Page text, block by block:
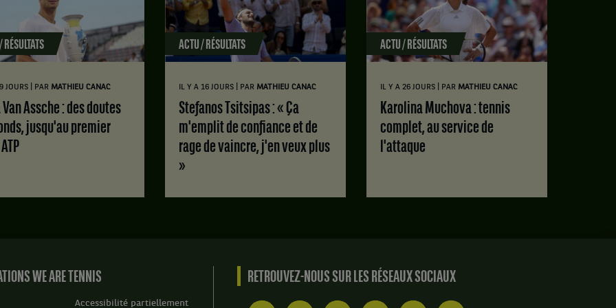
Argentine
,
gagne
le
match
Antonia
Vergara,
Chili
.
Score
JOURS PAR MATHIEU CANAC
jusqu'au premier
ACTU / RÉSULTATS
IL Y A 16 JOURS PAR MATHIEU CANAC
Stefanos Tsitsipas : « Ça
m'emplit de confiance et de
rage de vaincre, j'en veux plus
»
ACTU / RÉSULTATS
IL Y A 26 JOURS PAR MATHIEU CANAC
Karolina Muchova : tennis
complet, au service de
l'attaque
WE ARE TENNIS
Accessibilité partiellement
RETROUVEZ-NOUS SUR LES RÉSEAUX SOCIAUX